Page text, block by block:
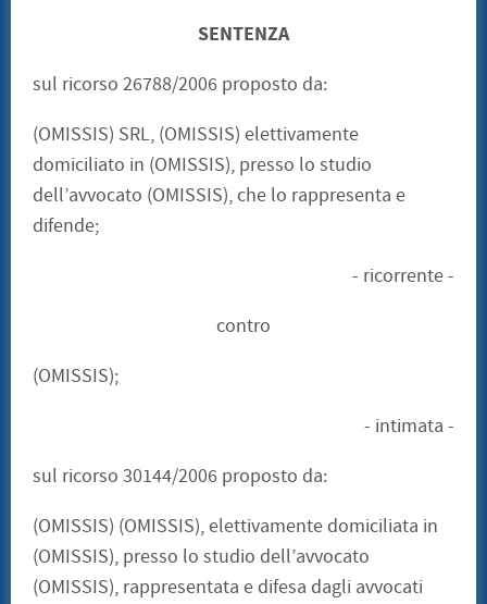
SENTENZA
sul ricorso 26788/2006 proposto da:
(OMISSIS) SRL, (OMISSIS) elettivamente
domiciliato in (OMISSIS), presso lo studio
dell’avvocato (OMISSIS), che lo rappresenta e
difende;
- ricorrente -
contro
(OMISSIS);
- intimata -
sul ricorso 30144/2006 proposto da:
(OMISSIS) (OMISSIS), elettivamente domiciliata in
(OMISSIS), presso lo studio dell’avvocato
(OMISSIS), rappresentata e difesa dagli avvocati